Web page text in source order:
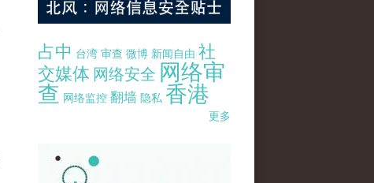
占中 台湾 审查 微博 新闻自由 社
交媒体 网络安全 网络审
查 网络监控 翻墙 隐私 香港
更多
pao-pao-banner-mirror-site-120814.jpg